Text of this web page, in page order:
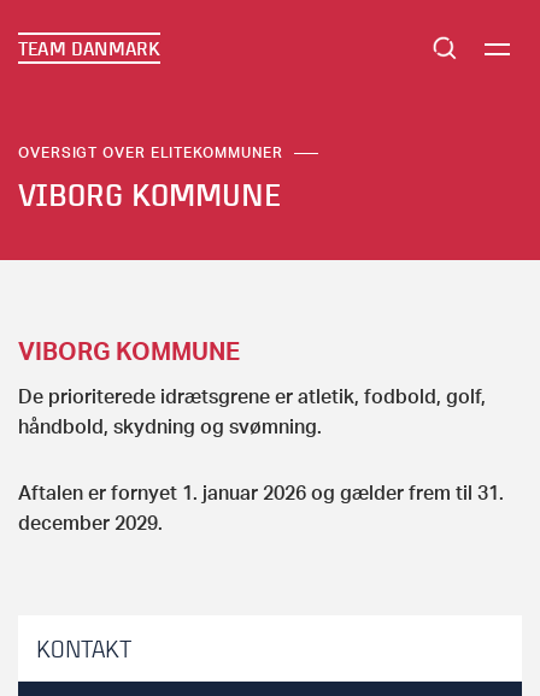
TEAM DANMARK
OVERSIGT OVER ELITEKOMMUNER
VIBORG KOMMUNE
VIBORG KOMMUNE
De prioriterede idrætsgrene er atletik, fodbold, golf,
håndbold, skydning og svømning.
Aftalen er fornyet 1. januar 2026 og gælder frem til 31.
december 2029.
KONTAKT